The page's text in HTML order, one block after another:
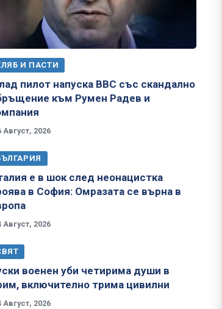
И ПАСТИ
пилот напуска ВВС със скандално
към Румен Радев и
Август, 2026
е в шок след неонацистка
в София: Омразата се върна в
Август, 2026
военен уби четирима души в
включително трима цивилни
Август, 2026